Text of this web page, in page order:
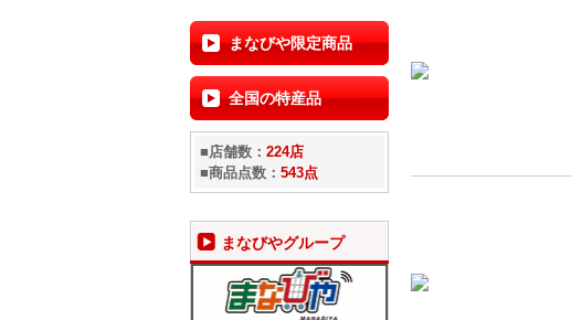
まなびや限定商品
全国の特産品
■店舗数： 224店
■商品点数： 543点
まなびやグループ